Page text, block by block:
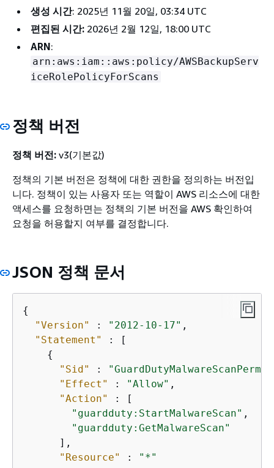
생성 시간: 2025년 11월 20일, 03:34 UTC
편집된 시간: 2026년 2월 12일, 18:00 UTC
ARN:
arn:aws:iam::aws:policy/AWSBackupServ
iceRolePolicyForScans
정책 버전
정책 버전: v3(기본값)
정책의 기본 버전은 정책에 대한 권한을 정의하는 버전입
니다. 정책이 있는 사용자 또는 역할이 AWS 리소스에 대한
액세스를 요청하면는 정책의 기본 버전을 AWS 확인하여
요청을 허용할지 여부를 결정합니다.
JSON 정책 문서
{
"Version"
: "2012-10-17" ,
"Statement"
: [
{
"Sid"
:
"Effect"
: "Allow" ,
"Action"
: [
"guardduty:StartMalwareScan" ,
"guardduty:GetMalwareScan"
      ],
"Resource"
:
"*"